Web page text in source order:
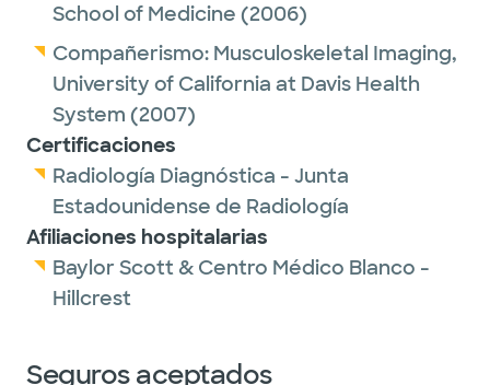
School of Medicine (2006)
Compañerismo: Musculoskeletal Imaging,
University of California at Davis Health
System (2007)
Certificaciones
Radiología Diagnóstica - Junta
Estadounidense de Radiología
Afiliaciones hospitalarias
Baylor Scott & Centro Médico Blanco -
Hillcrest
Seguros aceptados